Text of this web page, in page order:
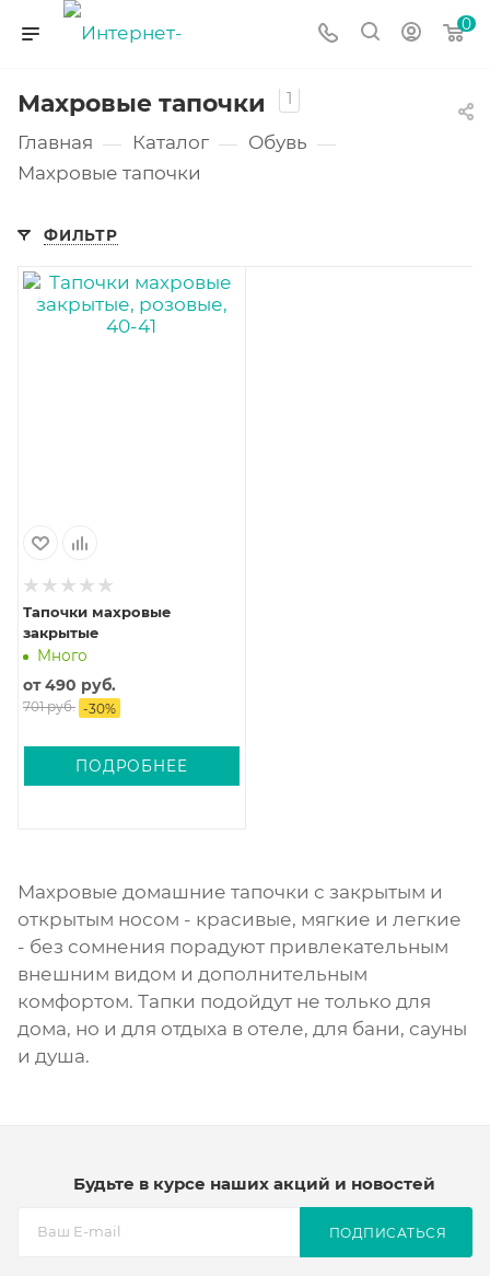
0
Махровые тапочки 1
Главная — Каталог — Обувь —
Махровые тапочки
ФИЛЬТР
Тапочки махровые
закрытые
Много
от490 руб.
701 руб. -30%
ПОДРОБНЕЕ
Махровые домашние тапочки с закрытым и
открытым носом - красивые, мягкие и легкие
- без сомнения порадуют привлекательным
внешним видом и дополнительным
комфортом. Тапки подойдут не только для
дома, но и для отдыха в отеле, для бани, сауны
и душа.
Будьте в курсе наших акций и новостей
ПОДПИСАТЬСЯ